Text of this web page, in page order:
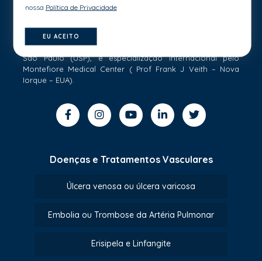
O Dr Fabio H Rossi possui Doutorado e Pós-Doutorado
pelo Instituto Dante Pazzanese (IDPC) e Universidade de
São Paulo (USP), e especialização internacional pelo
Montefiore Medical Center ( Prof Frank J Veith – Nova
Iorque – EUA).
Doenças e Tratamentos Vasculares
Úlcera venosa ou úlcera varicosa
Embolia ou Trombose da Artéria Pulmonar
Erisipela e Linfangite
nossa Política de Privacidade
EU ACEITO